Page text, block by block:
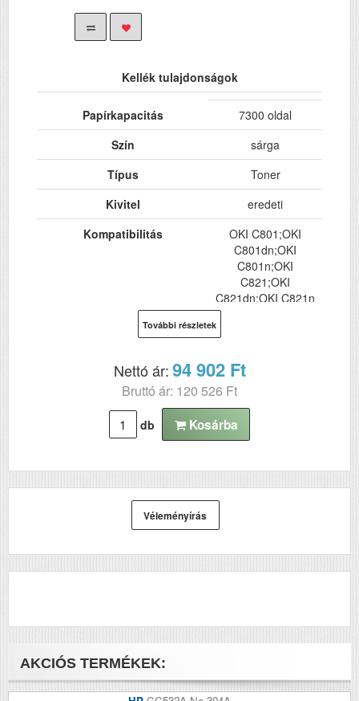
Kellék tulajdonságok
Papírkapacitás
7300 oldal
Szín
sárga
Típus
Toner
Kivitel
eredeti
Kompatibilitás
OKI C801;OKI
C801dn;OKI
C801n;OKI
C821;OKI
C821dn;OKI C821n
További részletek
Nettó ár:94 902 Ft
Bruttó ár: 120 526 Ft
db Kosárba
Véleményírás
AKCIÓS TERMÉKEK: